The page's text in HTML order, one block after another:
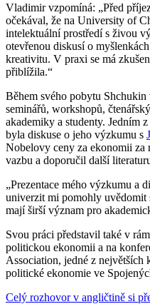
Vladimir vzpomíná: „Před
očekával, že na University of
intelektuální prostředí s živou
otevřenou diskusí o
kreativitu. V praxi se má
přiblížila.“
Během svého pobytu
seminářů, workshopů,
akademiky a studenty. Jedním
byla diskuse o jeho výzkumu s
Nobelovy ceny za ekonomii za
vazbu a doporučil další
„Prezentace mého výzkumu a
univerzit mi pomohly uvědomit
mají širší význam pro
Svou práci představil také v
politickou ekonomii a na
Association, jedné z
politické ekonomie ve
Celý rozhovor v angličtině si